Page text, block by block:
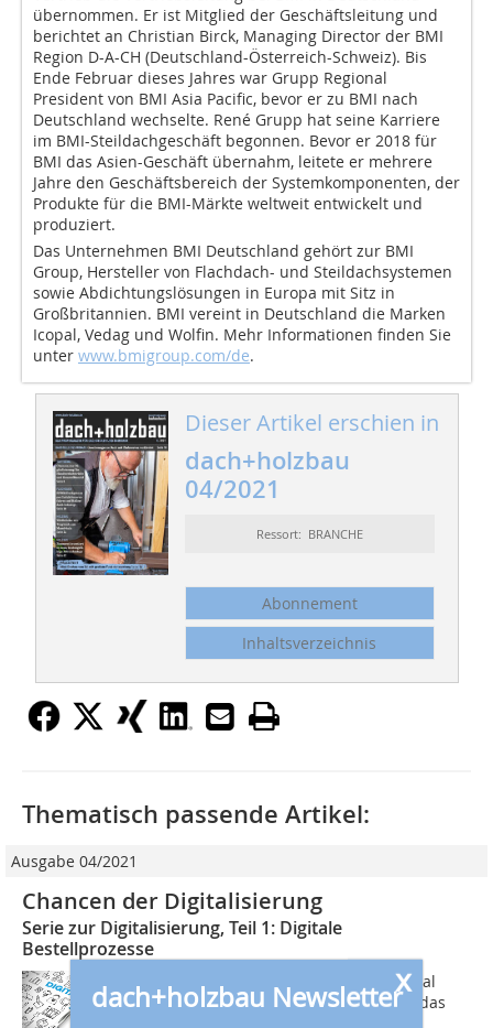
übernommen. Er ist Mitglied der Geschäftsleitung und
berichtet an Christian Birck, Managing Director der BMI
Region D-A-CH (Deutschland-Österreich-Schweiz). Bis
Ende Februar dieses Jahres war Grupp Regional
President von BMI Asia Pacific, bevor er zu BMI nach
Deutschland wechselte. René Grupp hat seine Karriere
im BMI-Steildachgeschäft begonnen. Bevor er 2018 für
BMI das Asien-Geschäft übernahm, leitete er mehrere
Jahre den Geschäftsbereich der Systemkomponenten, der
Produkte für die BMI-Märkte weltweit entwickelt und
produziert.
Das Unternehmen BMI Deutschland gehört zur BMI
Group, Hersteller von Flachdach- und Steildachsystemen
sowie Abdichtungslösungen in Europa mit Sitz in
Großbritannien. BMI vereint in Deutschland die Marken
Icopal, Vedag und Wolfin. Mehr Informationen finden Sie
unter www.bmigroup.com/de.
Dieser Artikel erschien in
dach+holzbau
04/2021
Ressort: BRANCHE
Abonnement
Inhaltsverzeichnis
x
dach+holzbau Newsletter
Thematisch passende Artikel:
Ausgabe 04/2021
Chancen der Digitalisierung
Serie zur Digitalisierung, Teil 1: Digitale
Bestellprozesse
Wie gut sind Handwerksbetriebe digital
aufgestellt? Mit dieser Frage hat sich das